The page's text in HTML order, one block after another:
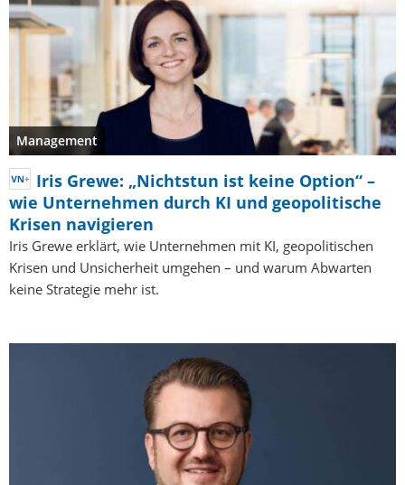
Management
Iris Grewe: „Nichtstun ist keine Option“ –
wie Unternehmen durch KI und geopolitische
Krisen navigieren
Iris Grewe erklärt, wie Unternehmen mit KI, geopolitischen
Krisen und Unsicherheit umgehen – und warum Abwarten
keine Strategie mehr ist.